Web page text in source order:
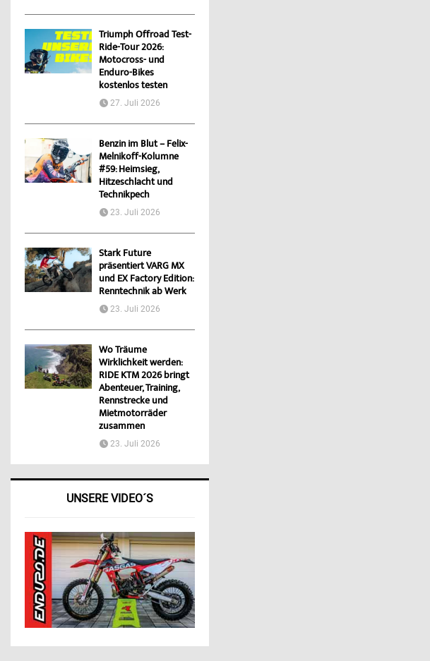
Triumph Offroad Test-
Ride-Tour 2026:
Motocross- und
Enduro-Bikes
kostenlos testen
27. Juli 2026
Benzin im Blut – Felix-
Melnikoff-Kolumne
#59: Heimsieg,
Hitzeschlacht und
Technikpech
23. Juli 2026
Stark Future
präsentiert VARG MX
und EX Factory Edition:
Renntechnik ab Werk
23. Juli 2026
Wo Träume
Wirklichkeit werden:
RIDE KTM 2026 bringt
Abenteuer, Training,
Rennstrecke und
Mietmotorräder
zusammen
23. Juli 2026
UNSERE VIDEO´S